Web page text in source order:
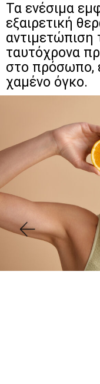
Τα ενέσιμα
εξαιρετική
αντιμετώπιση
ταυτόχρονα
στο πρόσωπο,
χαμένο όγκο.